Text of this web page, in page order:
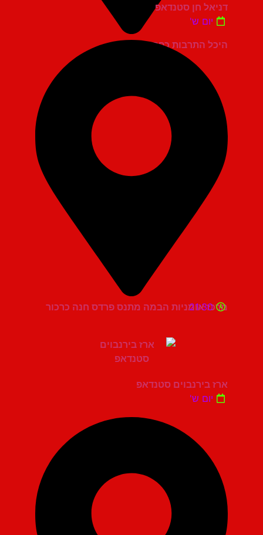
היכל התרבות כפר סבא
דניאל חן סטנדאפ
יום ש'
מרכז אומניות הבמה מתנס פרדס חנה כרכור
21:30
ארז בירנבוים סטנדאפ
יום ש'